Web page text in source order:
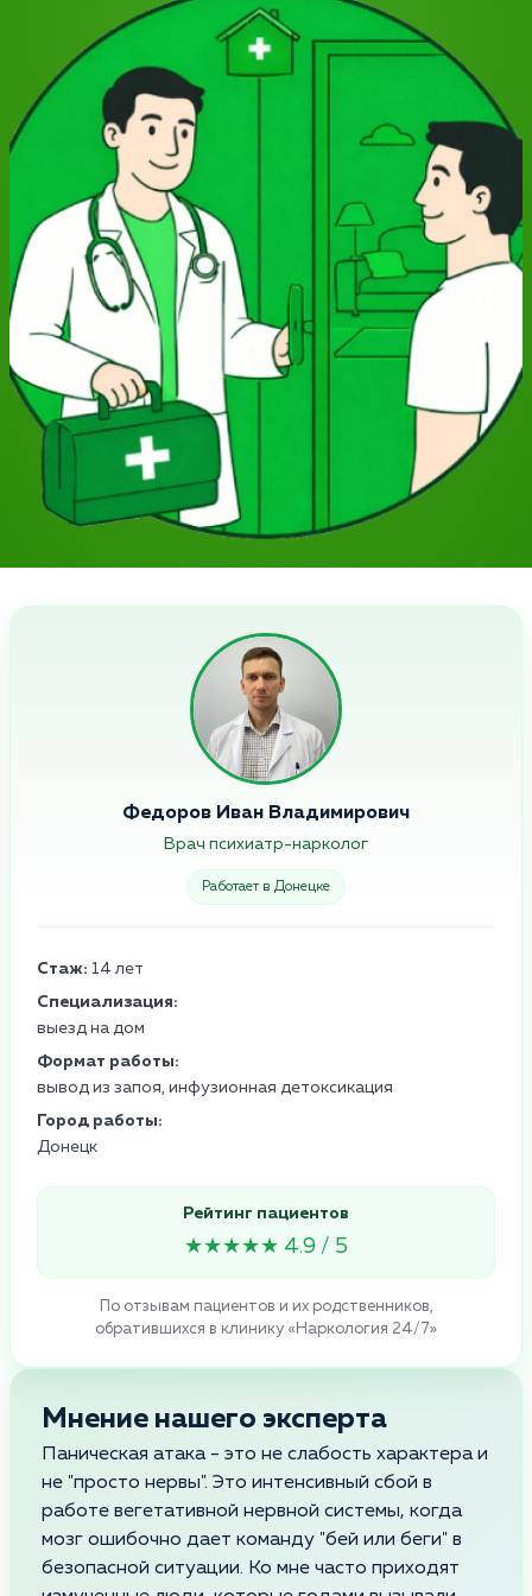
Федоров Иван Владимирович
Врач психиатр-нарколог
Работает в Донецке
Стаж: 14 лет
Специализация:
выезд на дом
Формат работы:
вывод из запоя, инфузионная детоксикация
Город работы:
Донецк
Рейтинг пациентов
★★★★★ 4.9 / 5
По отзывам пациентов и их родственников,
обратившихся в клинику «Наркология 24/7»
Мнение нашего эксперта
Паническая атака - это не слабость характера и
не "просто нервы". Это интенсивный сбой в
работе вегетативной нервной системы, когда
мозг ошибочно дает команду "бей или беги" в
безопасной ситуации. Ко мне часто приходят